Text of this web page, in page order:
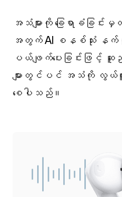
အသံများကို ခြေရာခံခြင်း
အတွက် AI စနစ်သုံး နက်ရှိုင်
ပယ်ဖျက်ပေးခြင်းဖြင့် ဆူ
များတွင်ပင် အသံကို လွယ်ကူ
စေပါသည်။